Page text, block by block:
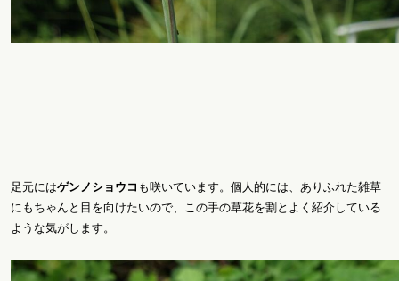
足元にはゲンノショウコ も咲いています。個人的には、ありふれた雑草
にもちゃんと目を向けたいので、この手の草花を割とよく紹介している
ような気がします。